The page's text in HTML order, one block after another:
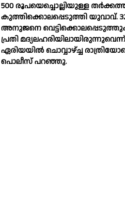
500 രൂപയെച്ചൊല്ലിയുള്ള
കുത്തിക്കൊലപ്പെടുത്തി
അനുജനെ
പ്രതി
ഏരിയയില്‍ ചൊവ്വാഴ്ച്ച
പൊലീസ് പറഞ്ഞു.